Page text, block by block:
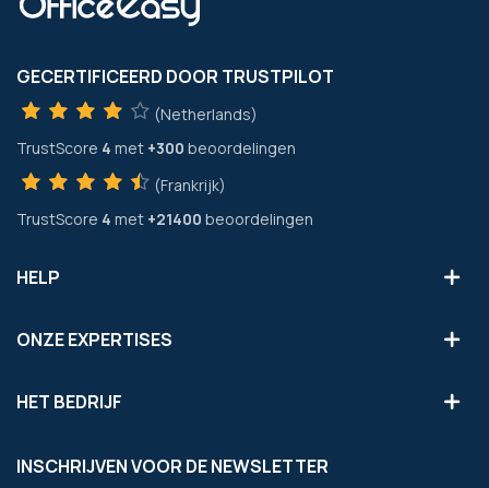
GECERTIFICEERD DOOR TRUSTPILOT
(Netherlands)
TrustScore 4 met +300 beoordelingen
(Frankrijk)
TrustScore 4 met +21400 beoordelingen
HELP
ONZE EXPERTISES
HET BEDRIJF
INSCHRIJVEN VOOR DE NEWSLETTER